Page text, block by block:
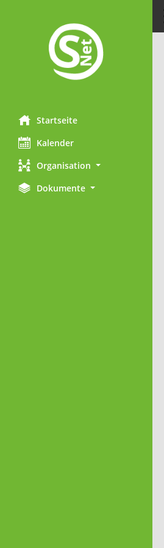
Startseite
Kalender
Organisation
Dokumente